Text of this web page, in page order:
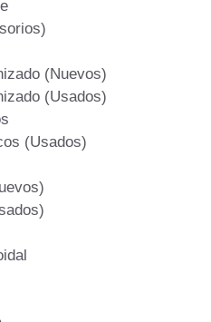
(Nuevos)
(Usados)
(Usados)